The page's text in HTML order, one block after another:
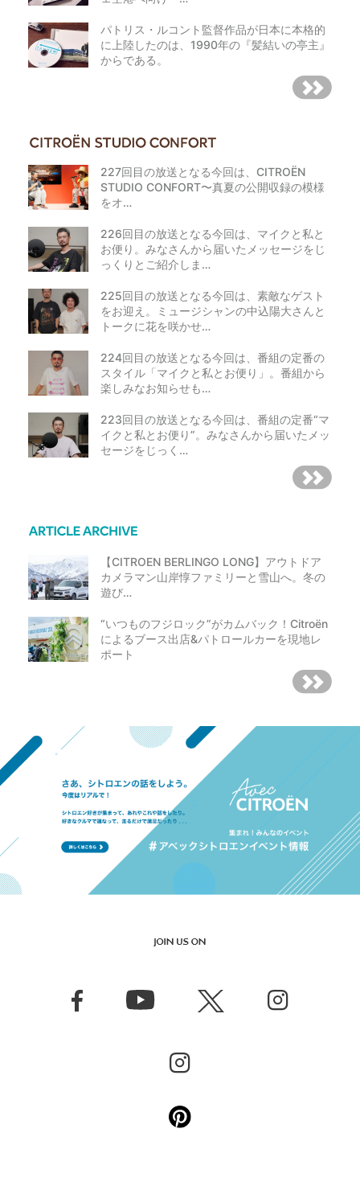
パトリス・ルコント監督作品が日本に本格的
に上陸したのは、1990年の『髪結いの亭主』
からである。
227回目の放送となる今回は、CITROËN
STUDIO CONFORT〜真夏の公開収録の模様
をオ…
226回目の放送となる今回は、マイクと私と
お便り。みなさんから届いたメッセージをじ
っくりとご紹介しま…
225回目の放送となる今回は、素敵なゲスト
をお迎え。ミュージシャンの中込陽大さんと
トークに花を咲かせ…
224回目の放送となる今回は、番組の定番の
スタイル「マイクと私とお便り」。番組から
楽しみなお知らせも…
223回目の放送となる今回は、番組の定番“マ
イクと私とお便り”。みなさんから届いたメッ
セージをじっく…
【CITROEN BERLINGO LONG】アウトドア
カメラマン山岸惇ファミリーと雪山へ。冬の
遊び…
“いつものフジロック”がカムバック！Citroën
によるブース出店&パトロールカーを現地レ
ポート